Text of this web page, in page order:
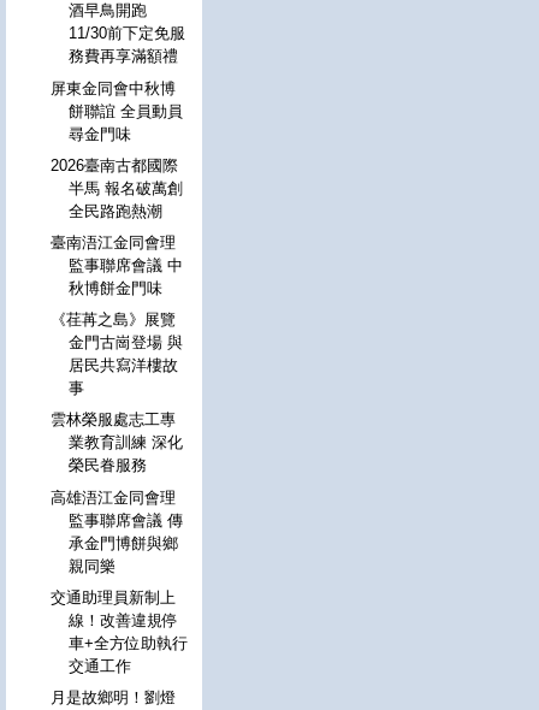
酒早鳥開跑
11/30前下定免服
務費再享滿額禮
屏東金同會中秋博
餅聯誼 全員動員
尋金門味
2026臺南古都國際
半馬 報名破萬創
全民路跑熱潮
臺南浯江金同會理
監事聯席會議 中
秋博餅金門味
《荏苒之島》展覽
金門古崗登場 與
居民共寫洋樓故
事
雲林榮服處志工專
業教育訓練 深化
榮民眷服務
高雄浯江金同會理
監事聯席會議 傳
承金門博餅與鄉
親同樂
交通助理員新制上
線！改善違規停
車+全方位助執行
交通工作
月是故鄉明！劉燈